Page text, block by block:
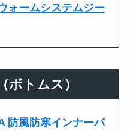
ォームシステムジー
ボトムス）
防風防寒インナーパ